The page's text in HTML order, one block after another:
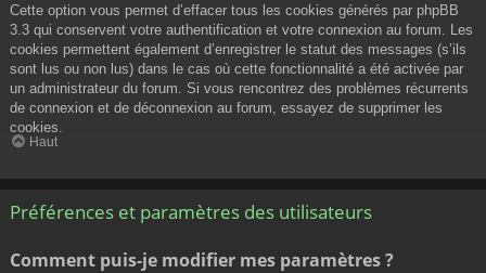
Cette option vous permet d’effacer tous les cookies générés par phpBB
3.3 qui conservent votre authentification et votre connexion au forum. Les
cookies permettent également d’enregistrer le statut des messages (s’ils
sont lus ou non lus) dans le cas où cette fonctionnalité a été activée par
un administrateur du forum. Si vous rencontrez des problèmes récurrents
de connexion et de déconnexion au forum, essayez de supprimer les
cookies.
Haut
Préférences et paramètres des utilisateurs
Comment puis-je modifier mes paramètres ?